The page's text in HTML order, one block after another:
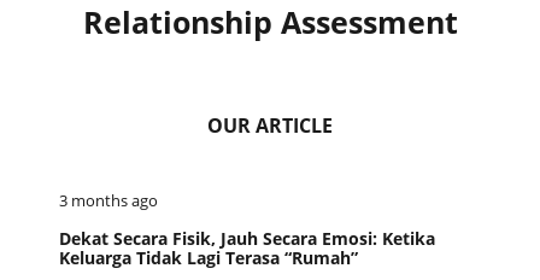
Relationship Assessment
OUR ARTICLE
3 months ago
Dekat Secara Fisik, Jauh Secara Emosi: Ketika
Keluarga Tidak Lagi Terasa “Rumah”